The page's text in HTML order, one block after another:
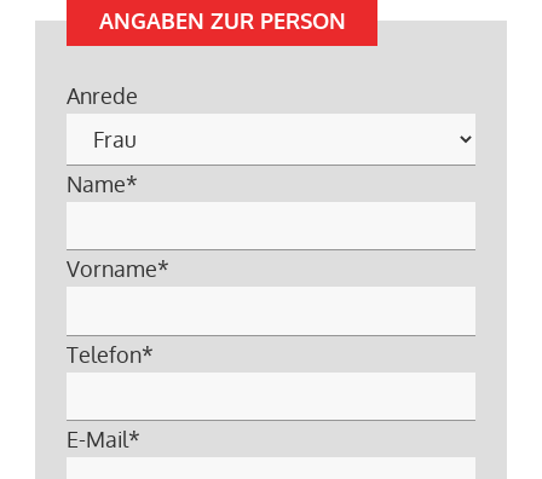
ANGABEN ZUR PERSON
Anrede
Name*
Vorname*
Telefon*
E-Mail*